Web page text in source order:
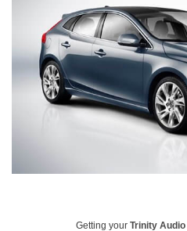
Getting your Trinity Audio